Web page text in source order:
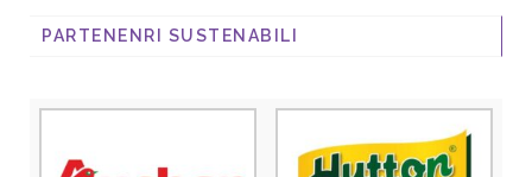
PARTENENRI SUSTENABILI